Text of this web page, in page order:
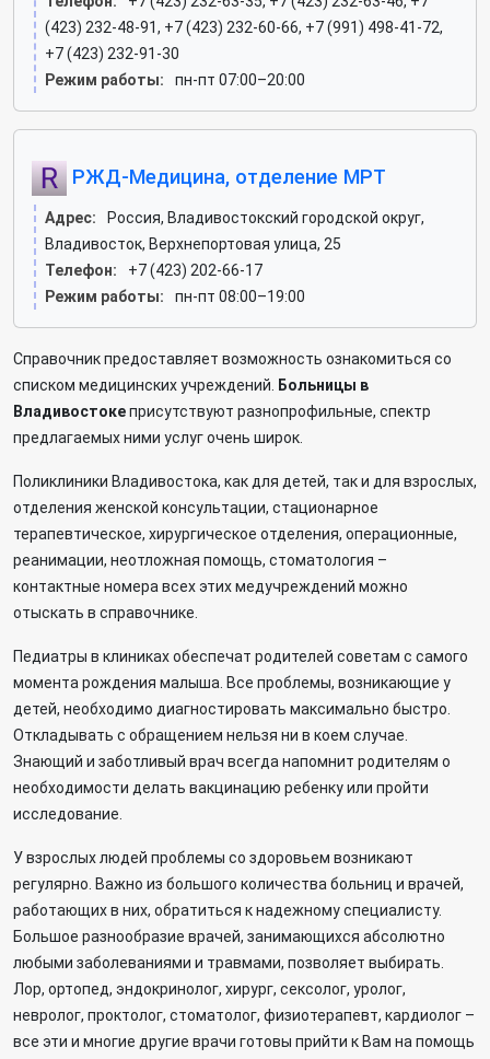
(423) 232-48-91, +7 (423) 232-60-66, +7 (991) 498-41-72,
+7 (423) 232-91-30
Режим работы:
пн-пт 07:00–20:00
РЖД-Медицина, отделение МРТ
Адрес:
Россия, Владивостокский городской округ,
Владивосток, Верхнепортовая улица, 25
Телефон:
+7 (423) 202-66-17
Режим работы:
пн-пт 08:00–19:00
Справочник предоставляет возможность ознакомиться со
списком медицинских учреждений.
Больницы в
Владивостокеприсутствуют разнопрофильные, спектр
предлагаемых ними услуг очень широк.
Поликлиники Владивостока, как для детей, так и для взрослых,
отделения женской консультации, стационарное
терапевтическое, хирургическое отделения, операционные,
реанимации, неотложная помощь, стоматология –
контактные номера всех этих медучреждений можно
отыскать в справочнике.
Педиатры в клиниках обеспечат родителей советам с самого
момента рождения малыша. Все проблемы, возникающие у
детей, необходимо диагностировать максимально быстро.
Откладывать с обращением нельзя ни в коем случае.
Знающий и заботливый врач всегда напомнит родителям о
необходимости делать вакцинацию ребенку или пройти
исследование.
У взрослых людей проблемы со здоровьем возникают
регулярно. Важно из большого количества больниц и врачей,
работающих в них, обратиться к надежному специалисту.
Большое разнообразие врачей, занимающихся абсолютно
любыми заболеваниями и травмами, позволяет выбирать.
Лор, ортопед, эндокринолог, хирург, сексолог, уролог,
невролог, проктолог, стоматолог, физиотерапевт, кардиолог –
все эти и многие другие врачи готовы прийти к Вам на помощь